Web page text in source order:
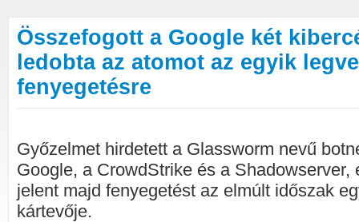
Összefogott a Google két
ledobta az atomot az egyik
fenyegetésre
Győzelmet hirdetett a Glassworm nevű
Google, a CrowdStrike és a Shadowserver,
jelent majd fenyegetést az elmúlt időszak
kártevője.